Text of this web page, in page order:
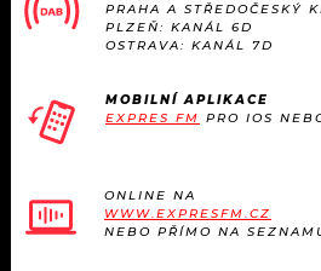
PRAHA A STŘEDOČESKÝ
PLZEŇ: KANÁL 6D
OSTRAVA: KANÁL 7D
MOBILNÍ APLIKACE
EXPRES FM PRO IOS
ONLINE NA
WWW.EXPRESFM.CZ
NEBO PŘÍMO NA